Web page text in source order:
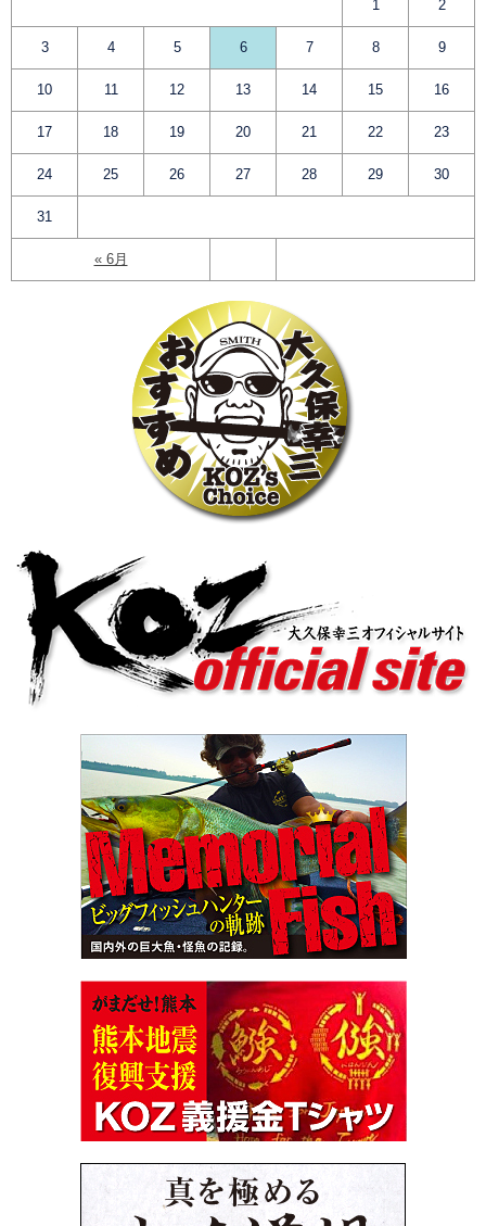
« 6月
1 2
3 4 5 6 7 8 9
10 11 12 13 14 15 16
17 18 19 20 21 22 23
24 25 26 27 28 29 30
31